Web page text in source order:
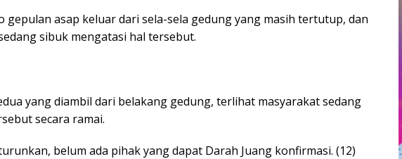
gepulan asap keluar dari sela-sela gedung yang masih tertutup, dan
sibuk mengatasi hal tersebut.
yang diambil dari belakang gedung, terlihat masyarakat sedang
secara ramai.
belum ada pihak yang dapat Darah Juang konfirmasi. (12)